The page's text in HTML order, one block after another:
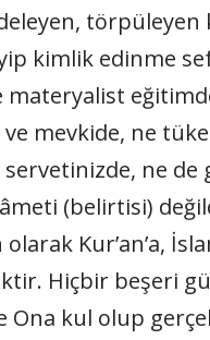
törpüleyen
kimlik edinme
mevkide, ne
servetinizde, ne
(belirtisi)
Kur’an’a,
Hiçbir beşeri
Ona kul olup